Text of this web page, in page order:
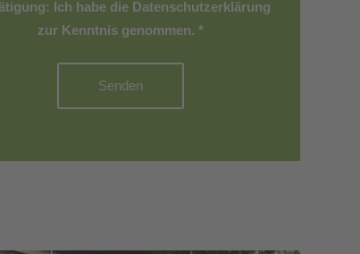
Ich habe die Datenschutzerklärung
zur Kenntnis genommen. *